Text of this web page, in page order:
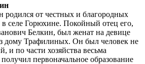
от честных и благородных
в селе Горюхине. Покойный отец его,
Белкин, был женат на девице
дому Трафилиных. Он был человек не
и по части хозяйства весьма
первоначальное образование